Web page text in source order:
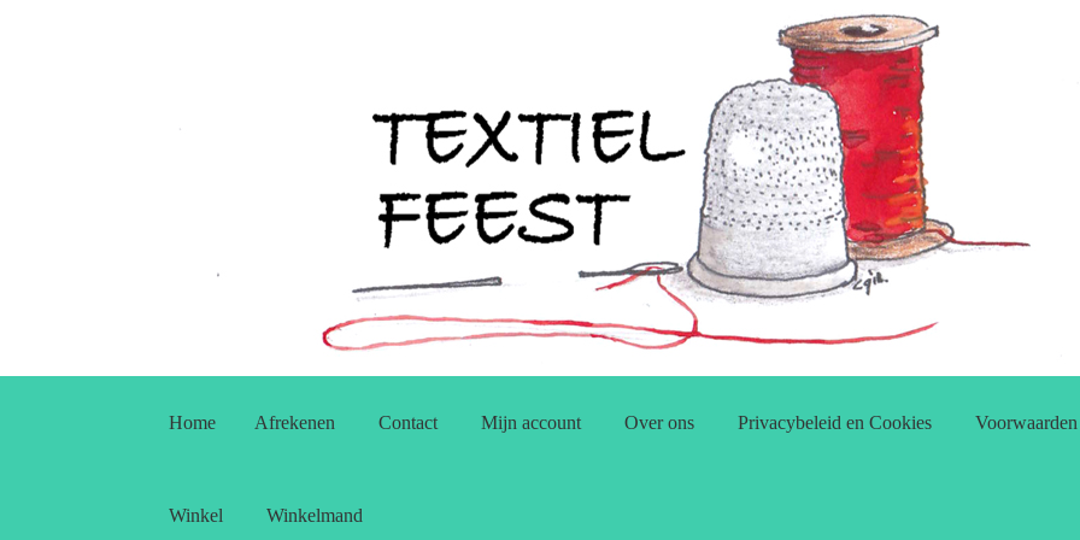
door
naar
Home Afrekenen Contact Mijn account Over ons Privacybeleid en Cookies Voorwaarden
Winkel Winkelmand